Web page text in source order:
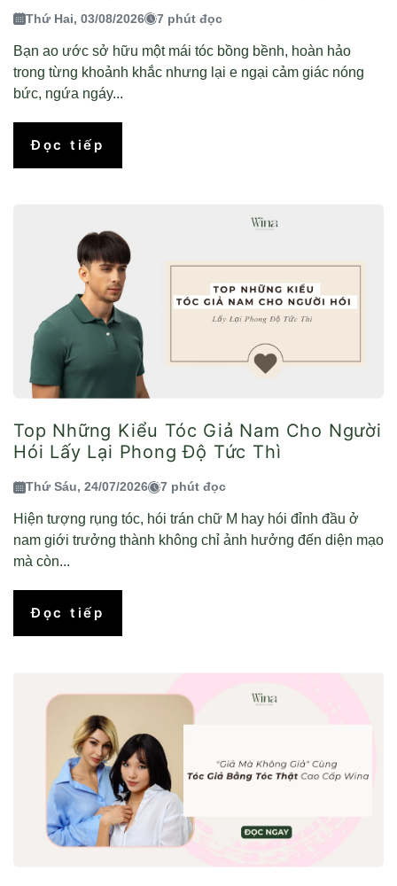
Thứ Hai, 03/08/2026 7 phút đọc
Bạn ao ước sở hữu một mái tóc bồng bềnh, hoàn hảo
trong từng khoảnh khắc nhưng lại e ngại cảm giác nóng
bức, ngứa ngáy...
Đọc tiếp
Top Những Kiểu Tóc Giả Nam Cho Người
Hói Lấy Lại Phong Độ Tức Thì
Thứ Sáu, 24/07/2026 7 phút đọc
Hiện tượng rụng tóc, hói trán chữ M hay hói đỉnh đầu ở
nam giới trưởng thành không chỉ ảnh hưởng đến diện mạo
mà còn...
Đọc tiếp